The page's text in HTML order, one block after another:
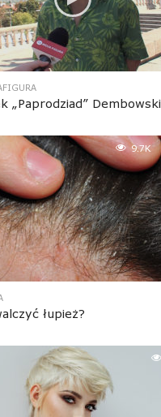
„Paprodziad” Dembowski
9.7K
łupież?